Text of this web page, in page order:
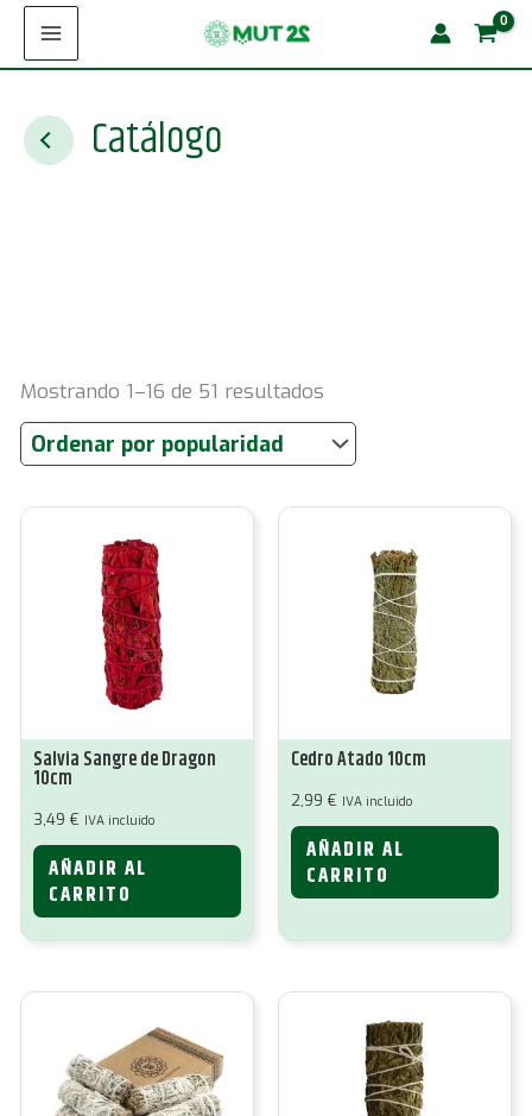
Catálogo
Mostrando 1–16 de 51 resultados
popularidad
Salvia Sangre de Dragon
10cm
3,49 € IVA incluido
AÑADIR AL
CARRITO
Cedro Atado 10cm
2,99 € IVA incluido
AÑADIR AL
CARRITO